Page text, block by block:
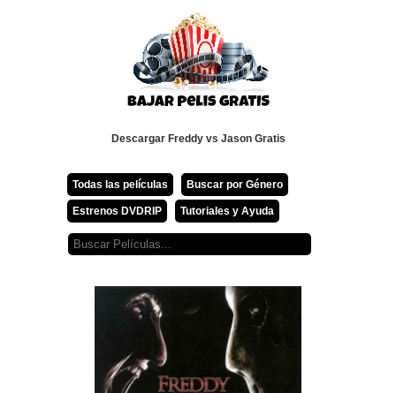
Descargar Freddy vs Jason Gratis
Todas las películas Buscar por Género
Estrenos DVDRIP Tutoriales y Ayuda